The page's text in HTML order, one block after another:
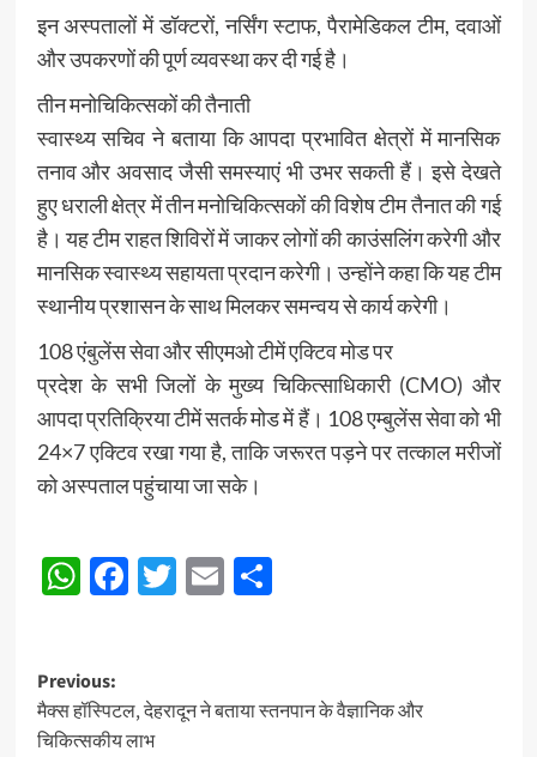
इन अस्पतालों में डॉक्टरों, नर्सिंग स्टाफ, पैरामेडिकल टीम, दवाओं
और उपकरणों की पूर्ण व्यवस्था कर दी गई है।
तीन मनोचिकित्सकों की तैनाती
स्वास्थ्य सचिव ने बताया कि आपदा प्रभावित क्षेत्रों में मानसिक
तनाव और अवसाद जैसी समस्याएं भी उभर सकती हैं। इसे देखते
हुए धराली क्षेत्र में तीन मनोचिकित्सकों की विशेष टीम तैनात की गई
है। यह टीम राहत शिविरों में जाकर लोगों की काउंसलिंग करेगी और
मानसिक स्वास्थ्य सहायता प्रदान करेगी। उन्होंने कहा कि यह टीम
स्थानीय प्रशासन के साथ मिलकर समन्वय से कार्य करेगी।
108 एंबुलेंस सेवा और सीएमओ टीमें एक्टिव मोड पर
प्रदेश के सभी जिलों के मुख्य चिकित्साधिकारी (CMO) और
आपदा प्रतिक्रिया टीमें सतर्क मोड में हैं। 108 एम्बुलेंस सेवा को भी
24×7 एक्टिव रखा गया है, ताकि जरूरत पड़ने पर तत्काल मरीजों
को अस्पताल पहुंचाया जा सके।
Post
Navigation
WhatsApp
Facebook
Twitter
EmailShare
Post
navigation
Previous:
मैक्स हॉस्पिटल, देहरादून ने बताया स्तनपान के वैज्ञानिक और
चिकित्सकीय लाभ